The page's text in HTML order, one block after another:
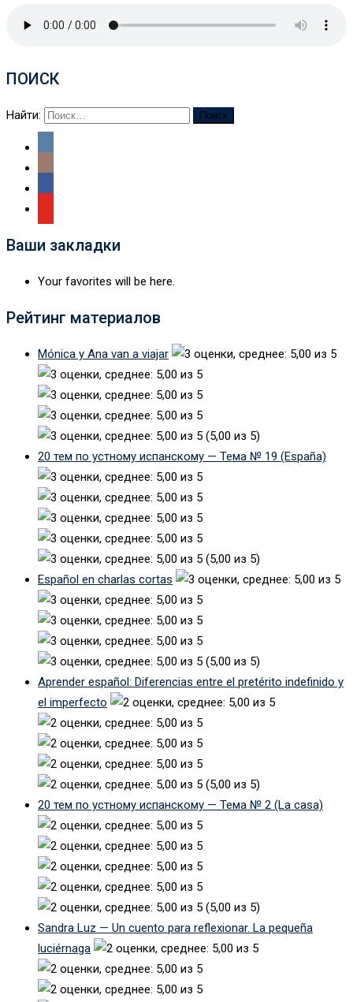
ПОИСК
Найти:
Ваши закладки
Your favorites will be here.
Рейтинг материалов
Mónica y Ana van a viajar
(5,00 из 5)
20 тем по устному испанскому — Тема № 19 (España)
(5,00 из 5)
Español en charlas cortas
(5,00 из 5)
Aprender español: Diferencias entre el pretérito indefinido y
el imperfecto
(5,00 из 5)
20 тем по устному испанскому — Тема № 2 (La casa)
(5,00 из 5)
Sandra Luz — Un cuento para reflexionar. La pequeña
luciérnaga